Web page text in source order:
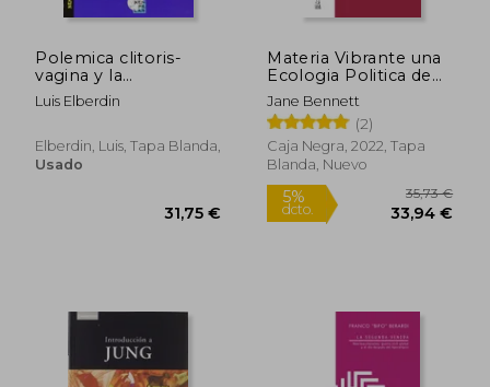
5% 5%
Polemica clitoris-
vagina y la
eyaculacion precoz, la
Luis Elberdin
Elberdin, Luis, Tapa Blanda,
Usado
Materia Vibrante una
Ecologia Politica de
las Cosas
Jane Bennett
(2)
Caja Negra, 2022, Tapa
Blanda, Nuevo